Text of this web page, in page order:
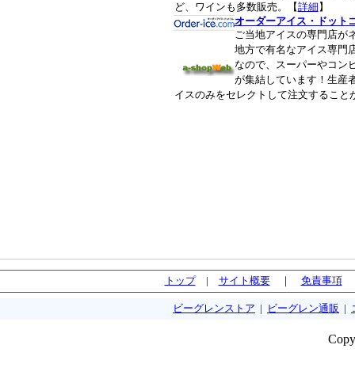
ど、ワインも多数販売。【詳細 】
オーダーアイス・ドット
ご当地アイスの専門店が
地方で有名なアイス専門
なので、スーパーやコン
が集結しています！生産
イスのみをセレクトして注文すること
トップ| サイト概要｜ 免責事項
ビーグレンストア ビーグレン通販